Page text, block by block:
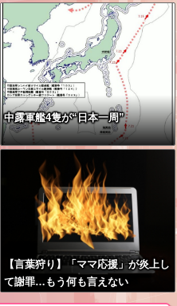
中露軍艦4隻が“日本一周”
【言葉狩り】「ママ応援」が炎上し
て謝罪…もう何も言えない